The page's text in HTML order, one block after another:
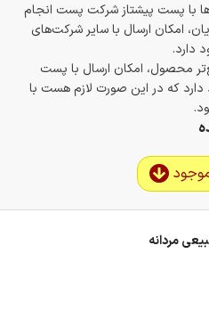
با پست پیشتاز شرکت پست انجام
امکان ارسال با سایر شرکت‌های
دارد.
محصول، امکان ارسال با پست
دارد که در این صورت لازم هست با
مردانه